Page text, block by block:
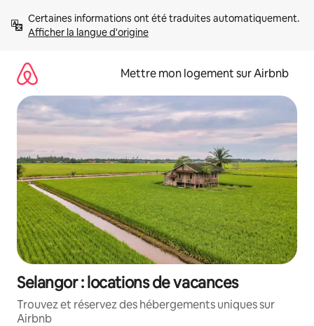
directement
Afficher la langue d'origine
Mettre mon logement sur Airbnb
Selangor : locations de vacances
Trouvez et réservez des hébergements uniques sur
Airbnb